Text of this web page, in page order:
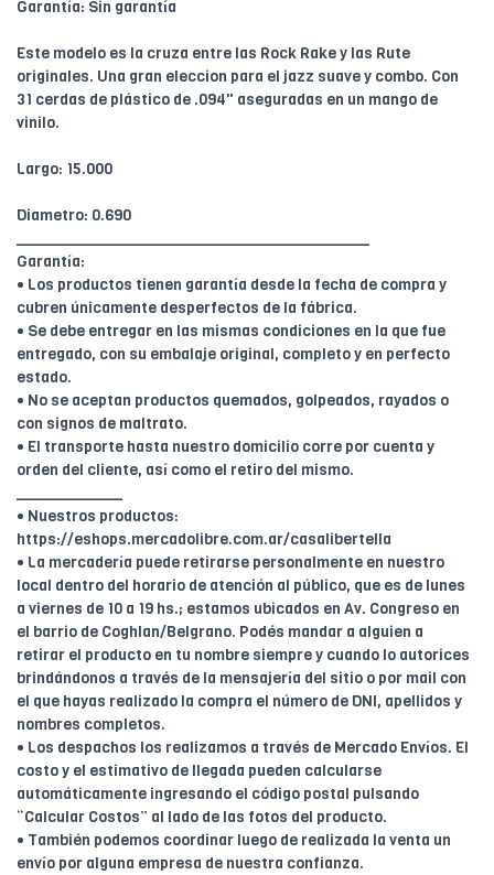
Garantía: Sin garantía
Este modelo es la cruza entre las Rock Rake y las Rute
originales. Una gran eleccion para el jazz suave y combo. Con
31 cerdas de plástico de .094" aseguradas en un mango de
vinilo.
Largo: 15.000
Diametro: 0.690
________________________________________
Garantía:
• Los productos tienen garantía desde la fecha de compra y
cubren únicamente desperfectos de la fábrica.
• Se debe entregar en las mismas condiciones en la que fue
entregado, con su embalaje original, completo y en perfecto
estado.
• No se aceptan productos quemados, golpeados, rayados o
con signos de maltrato.
• El transporte hasta nuestro domicilio corre por cuenta y
orden del cliente, así como el retiro del mismo.
____________
• Nuestros productos:
https://eshops.mercadolibre.com.ar/casalibertella
• La mercadería puede retirarse personalmente en nuestro
local dentro del horario de atención al público, que es de lunes
a viernes de 10 a 19 hs.; estamos ubicados en Av. Congreso en
el barrio de Coghlan/Belgrano. Podés mandar a alguien a
retirar el producto en tu nombre siempre y cuando lo autorices
brindándonos a través de la mensajería del sitio o por mail con
el que hayas realizado la compra el número de DNI, apellidos y
nombres completos.
• Los despachos los realizamos a través de Mercado Envíos. El
costo y el estimativo de llegada pueden calcularse
automáticamente ingresando el código postal pulsando
“Calcular Costos” al lado de las fotos del producto.
• También podemos coordinar luego de realizada la venta un
envío por alguna empresa de nuestra confianza.